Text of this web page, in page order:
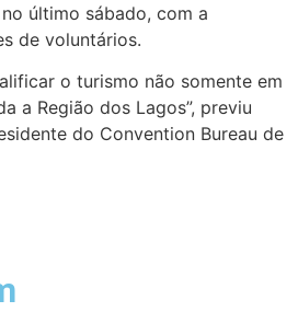
último sábado, com a
de voluntários.
o turismo não somente em
a Região dos Lagos”, previu
do Convention Bureau de